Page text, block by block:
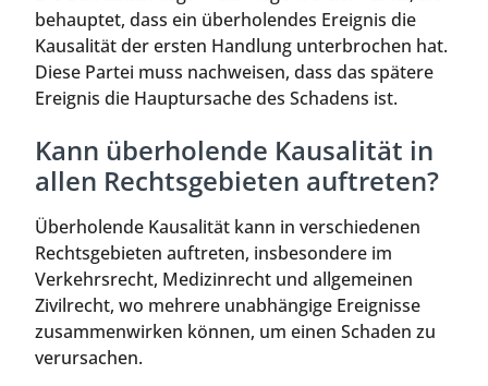
behauptet, dass ein überholendes Ereignis die
Kausalität der ersten Handlung unterbrochen hat.
Diese Partei muss nachweisen, dass das spätere
Ereignis die Hauptursache des Schadens ist.
Kann überholende Kausalität in
allen Rechtsgebieten auftreten?
Überholende Kausalität kann in verschiedenen
Rechtsgebieten auftreten, insbesondere im
Verkehrsrecht, Medizinrecht und allgemeinen
Zivilrecht, wo mehrere unabhängige Ereignisse
zusammenwirken können, um einen Schaden zu
verursachen.